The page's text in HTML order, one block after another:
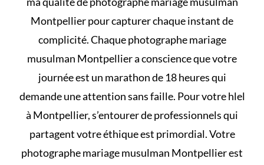
Montpellier pour capturer chaque instant de
complicité. Chaque photographe mariage
musulman Montpellier a conscience que votre
journée est un marathon de 18 heures qui
demande une attention sans faille. Pour votrehlel
à Montpellier, s’entourer de professionnels qui
partagent votre éthique est primordial. Votre
photographe mariage musulman Montpellier est